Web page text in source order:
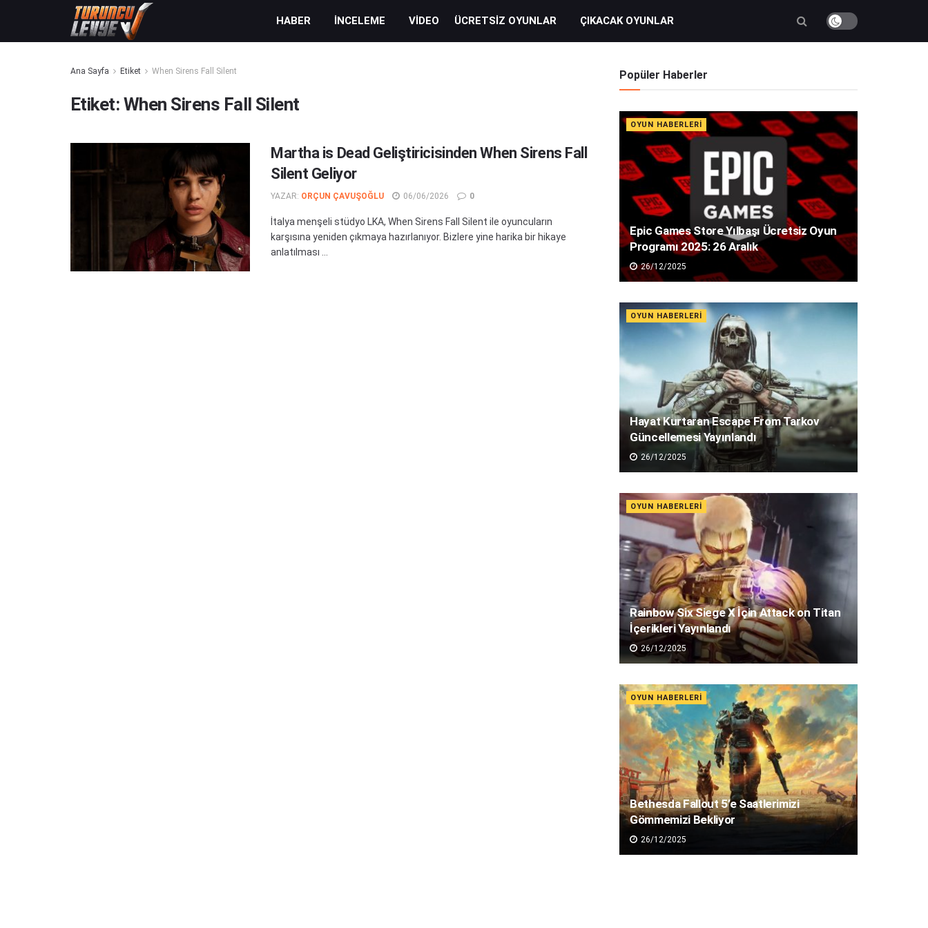
HABER İNCELEME VIDEO ÜCRETSIZ OYUNLAR ÇIKACAK OYUNLAR
Ana Sayfa Etiket When Sirens Fall Silent
Etiket: When Sirens Fall Silent
Martha is Dead Geliştiricisinden When Sirens Fall
Silent Geliyor
YAZAR: ORÇUN ÇAVUŞOĞLU 06/06/2026 0
İtalya menşeli stüdyo LKA, When Sirens Fall Silent ile oyuncuların
karşısına yeniden çıkmaya hazırlanıyor. Bizlere yine harika bir hikaye
anlatılması ...
Popüler Haberler
OYUN HABERLERI
Epic Games Store Yılbaşı Ücretsiz Oyun
Programı 2025: 26 Aralık
26/12/2025
OYUN HABERLERI
Hayat Kurtaran Escape From Tarkov
Güncellemesi Yayınlandı
26/12/2025
OYUN HABERLERI
Rainbow Six Siege X İçin Attack on Titan
İçerikleri Yayınlandı
26/12/2025
OYUN HABERLERI
Bethesda Fallout 5’e Saatlerimizi
Gömmemizi Bekliyor
26/12/2025